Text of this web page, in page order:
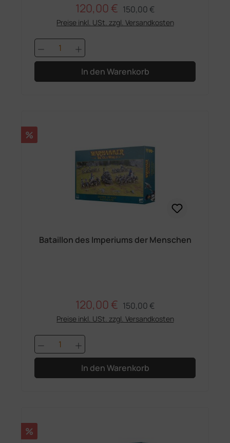
Verkaufspreis:
120,00 € Regulärer Preis:
150,00 €
Preise inkl. USt. zzgl. Versandkosten
Produkt Anzahl: Gib den
In den Warenkorb
Rabatt
%
Bataillon des Imperiums der Menschen
Verkaufspreis:
120,00 € Regulärer Preis:
150,00 €
Preise inkl. USt. zzgl. Versandkosten
Produkt Anzahl: Gib den
In den Warenkorb
Rabatt
%